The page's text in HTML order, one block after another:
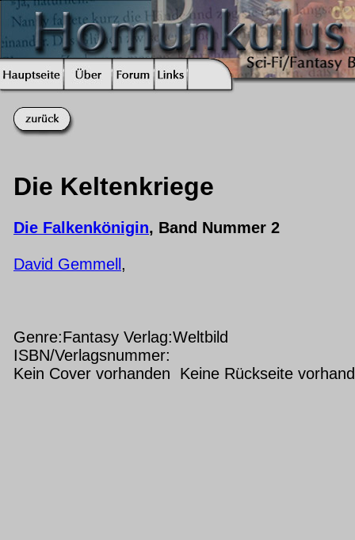
Die Keltenkriege
Die Falkenkönigin, Band Nummer 2
David Gemmell ,
Genre:Fantasy Verlag:Weltbild
ISBN/Verlagsnummer:
Kein Cover vorhanden Keine Rückseite